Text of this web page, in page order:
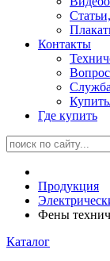
Контакты
Где купить
Продукция
Фены
Каталог